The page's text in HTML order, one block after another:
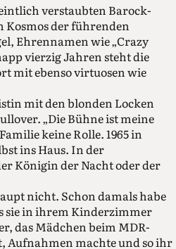
verstaubten Barock­
Kosmos der führenden
Ehrennamen wie „Crazy
vierzig Jahren steht die
mit ebenso virtuosen wie
mit den blonden Locken
„Die Bühne ist meine
keine Rolle. 1965 in
ins Haus. In der
Königin der Nacht oder der
nicht. Schon damals habe
sie in ihrem Kinderzimmer
das Mädchen beim MDR-
Aufnahmen machte und so ihr